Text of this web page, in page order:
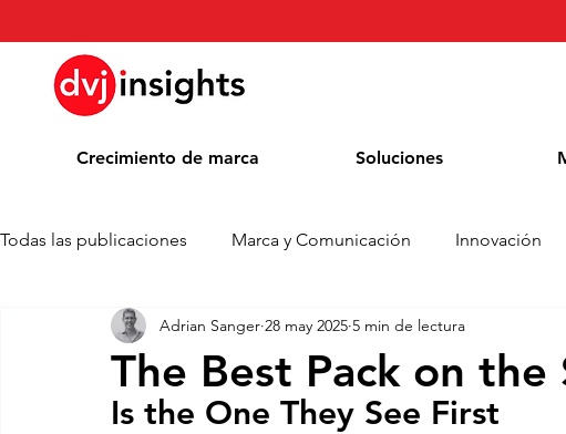
Crecimiento de marca Soluciones
Todas las publicaciones Marca y Comunicación Innovación
Comunicado de prensa Noticias Whitepaper
Colaboración académica Premios
The Best Pack on the
Adrian Sanger 28 may 2025 5 min de lectura
Is the One They See First